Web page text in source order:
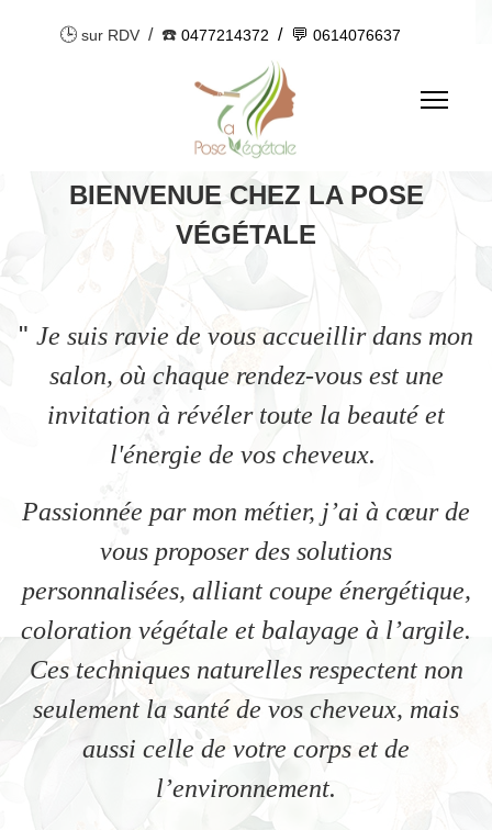
🕒 sur RDV/ ☎️ 0477214372 / 💬 0614076637
BIENVENUE CHEZ LA POSE
VÉGÉTALE
" Je suis ravie de vous accueillir dans mon
salon, où chaque rendez-vous est une
invitation à révéler toute la beauté et
l'énergie de vos cheveux.
Passionnée par mon métier, j’ai à cœur de
vous proposer des solutions
personnalisées, alliant coupe énergétique,
coloration végétale et balayage à l’argile.
Ces techniques naturelles respectent non
seulement la santé de vos cheveux, mais
aussi celle de votre corps et de
l’environnement.